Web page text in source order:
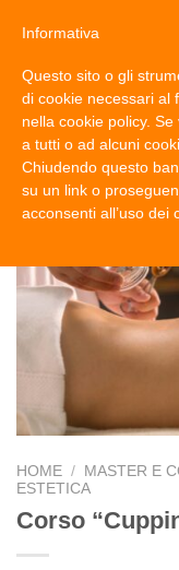
contenuti
HOME / MASTER E
ESTETICA
Corso
Informativa
Questo sito o gli
di cookie necessari al
nella cookie policy.
a tutti o ad alcuni
Chiudendo questo
su un link o
acconsenti all’uso dei